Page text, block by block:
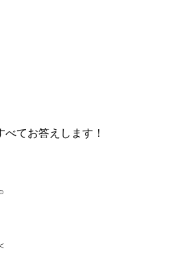
てお答えします！